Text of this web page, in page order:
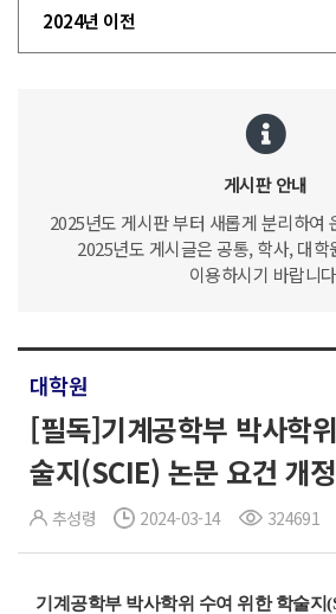
2024년 이전
게시판 안내
2025년도 게시판 부터 새롭게 분리하여
2025년도 게시글은 공통, 학사, 대
이용하시기 바랍니
대학원
[필독]기계공학부 박사학
술지(SCIE) 논문 요건 개
추성령 2024-03-14 324691
기계공학부 박사학위 수여 위한 학술지